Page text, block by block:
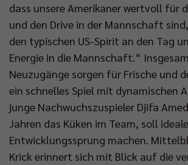
dass unsere Amerikaner wertvoll für
und den Drive in der Mannschaft
den typischen US-Spirit an den Tag
Energie in die Mannschaft.“
Neuzugänge sorgen für Frische und
ein schnelles Spiel mit dynamischen
junge Nachwuchszuspieler Djifa
Jahren das Küken im Team, soll
Entwicklungssprung machen.
Krick erinnert sich mit Blick auf die